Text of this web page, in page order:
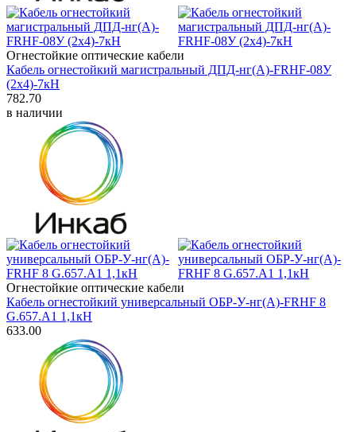
Огнестойкие оптические кабели
Кабель огнестойкий магистральный ДПД-нг(А)-FRHF-08У
(2x4)-7кН
782.70
в наличии
Огнестойкие оптические кабели
Кабель огнестойкий универсальный ОБР-У-нг(A)-FRHF 8
G.657.А1 1,1кН
633.00